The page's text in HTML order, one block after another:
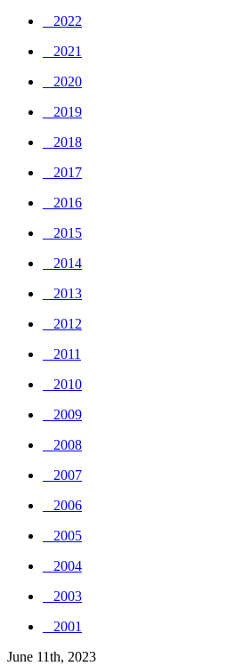
_ 2022
_ 2021
_ 2020
_ 2019
_ 2018
_ 2017
_ 2016
_ 2015
_ 2014
_ 2013
_ 2012
_ 2011
_ 2010
_ 2009
_ 2008
_ 2007
_ 2006
_ 2005
_ 2004
_ 2003
_ 2001
June 11th, 2023